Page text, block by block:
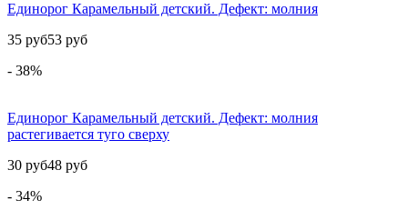
Единорог Карамельный детский. Дефект: молния
35 руб53 руб
- 38%
Единорог Карамельный детский. Дефект: молния
растегивается туго сверху
30 руб48 руб
- 34%